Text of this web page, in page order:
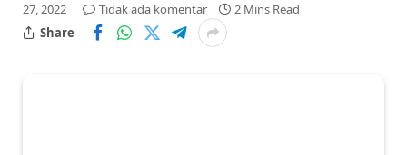
27, 2022
Tidak ada komentar
2 Mins Read
Share